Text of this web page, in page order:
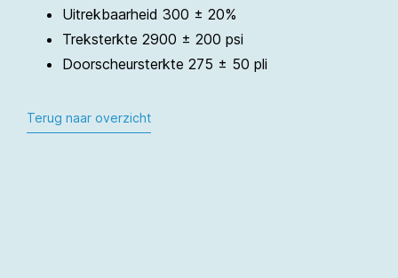
Uitrekbaarheid 300 ± 20%
Treksterkte 2900 ± 200 psi
Doorscheursterkte 275 ± 50 pli
Terug naar overzicht